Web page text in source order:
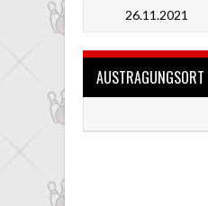
26.11.2021
AUSTRAGUNGSORT